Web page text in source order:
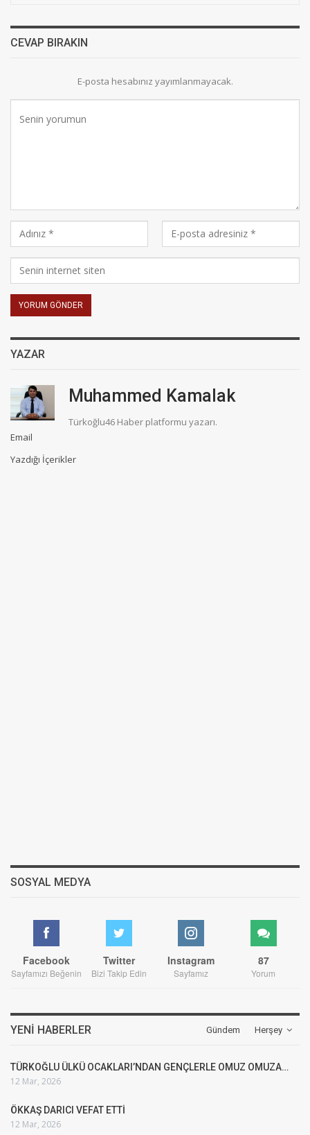
CEVAP BIRAKIN
E-posta hesabınız yayımlanmayacak.
YAZAR
Muhammed Kamalak
Türkoğlu46 Haber platformu yazarı.
Email
Yazdığı İçerikler
SOSYAL MEDYA
Facebook
Sayfamızı Beğenin
Twitter
Bizi Takip Edin
Instagram
Sayfamız
87
Yorum
Herşey
YENI HABERLER Gündem
TÜRKOĞLU ÜLKÜ OCAKLARI’NDAN GENÇLERLE OMUZ OMUZA…
12 Mar, 2026
ÖKKAŞ DARICI VEFAT ETTİ
12 Mar, 2026